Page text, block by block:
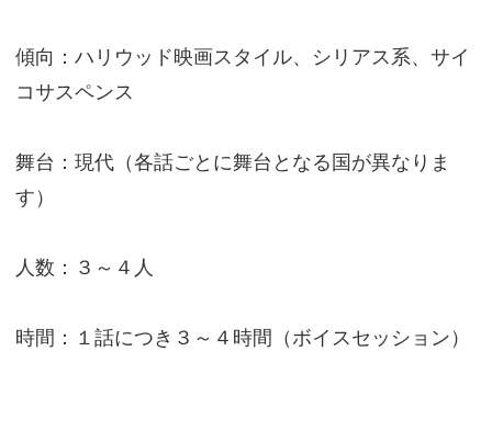
傾向：ハリウッド映画スタイル、シリアス系、サイ
コサスペンス
舞台：現代（各話ごとに舞台となる国が異なりま
す）
人数：３～４人
時間：１話につき３～４時間（ボイスセッション）